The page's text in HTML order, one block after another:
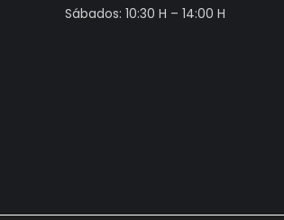
Sábados: 10:30 H – 14:00 H